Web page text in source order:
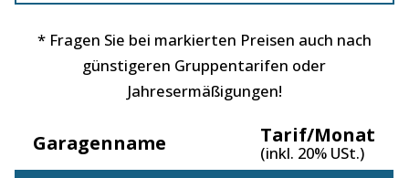
* Fragen Sie bei markierten Preisen auch nach
günstigeren Gruppentarifen oder
Jahresermäßigungen!
Garagenname Tarif/Monat
(inkl. 20% USt.)